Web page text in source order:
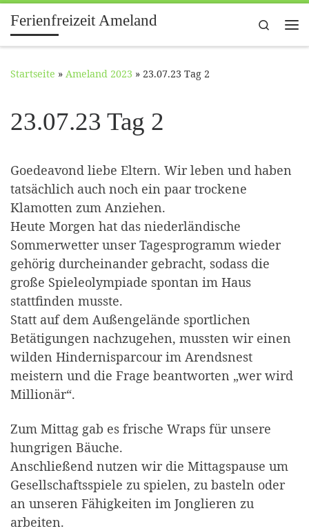
Zum Inhalt springen
Ferienfreizeit Ameland
Search
Startseite » Ameland 2023 » 23.07.23 Tag 2
23.07.23 Tag 2
Goedeavond liebe Eltern. Wir leben und haben
tatsächlich auch noch ein paar trockene
Klamotten zum Anziehen.
Heute Morgen hat das niederländische
Sommerwetter unser Tagesprogramm wieder
gehörig durcheinander gebracht, sodass die
große Spieleolympiade spontan im Haus
stattfinden musste.
Statt auf dem Außengelände sportlichen
Betätigungen nachzugehen, mussten wir einen
wilden Hindernisparcour im Arendsnest
meistern und die Frage beantworten „wer wird
Millionär“.
Zum Mittag gab es frische Wraps für unsere
hungrigen Bäuche.
Anschließend nutzen wir die Mittagspause um
Gesellschaftsspiele zu spielen, zu basteln oder
an unseren Fähigkeiten im Jonglieren zu
arbeiten.